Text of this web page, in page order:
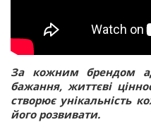
За кожним брендом
бажання, життєві
створює унікальність
його розвивати.